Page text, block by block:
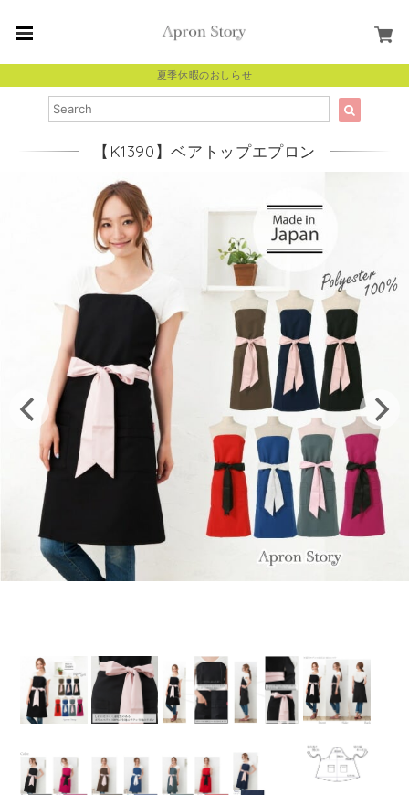
夏季休暇のおしらせ
【K1390】ベアトップエプロン